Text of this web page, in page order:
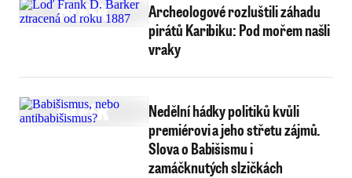
Archeologové rozluštili záhadu
pirátů Karibiku: Pod mořem našli
vraky
Nedělní hádky politiků kvůli
premiérovi a jeho střetu zájmů.
Slova o Babišismu i
zamáčknutých slzičkách